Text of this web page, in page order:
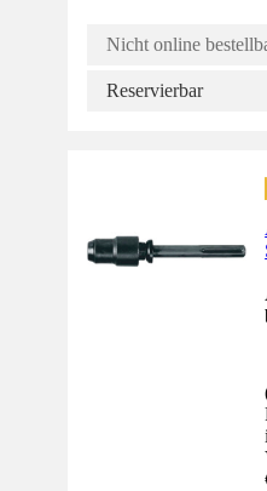
Nicht online
Reservierbar